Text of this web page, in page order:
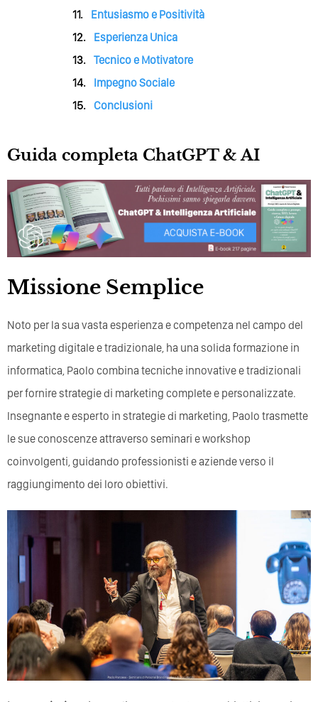
Entusiasmo e Positività
Esperienza Unica
Tecnico e Motivatore
Impegno Sociale
Conclusioni
Guida completa ChatGPT & AI
Missione Semplice
Noto per la sua vasta esperienza e competenza nel campo del
marketing digitale e tradizionale, ha una solida formazione in
informatica, Paolo combina tecniche innovative e tradizionali
per fornire strategie di marketing complete e personalizzate.
Insegnante e esperto in strategie di marketing, Paolo trasmette
le sue conoscenze attraverso seminari e workshop
coinvolgenti, guidando professionisti e aziende verso il
raggiungimento dei loro obiettivi.